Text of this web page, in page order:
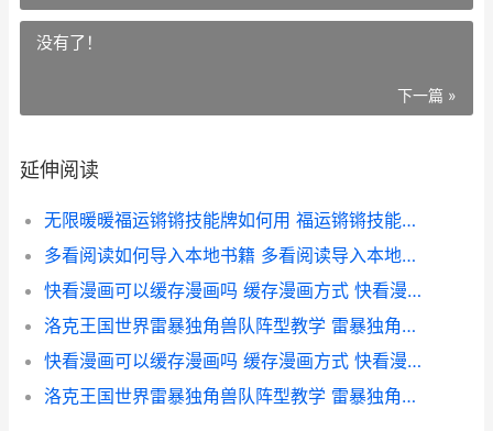
没有了！
下一篇 »
延伸阅读
无限暖暖福运锵锵技能牌如何用 福运锵锵技能牌用法说明 无限暖暖福运锵锵兑换
多看阅读如何导入本地书籍 多看阅读导入本地书籍方式 多看阅读如何导出小说
快看漫画可以缓存漫画吗 缓存漫画方式 快看漫画缓存漫画导出
洛克王国世界雷暴独角兽队阵型教学 雷暴独角兽配队策略详细解答 洛克王国世界雷暴队
快看漫画可以缓存漫画吗 缓存漫画方式 快看漫画有缓存吗
洛克王国世界雷暴独角兽队阵型教学 雷暴独角兽配队策略详细解答 洛克王国世界雷霆禁地怎么过去